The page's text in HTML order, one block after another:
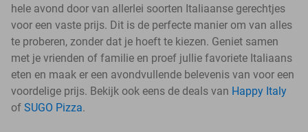
hele avond door van allerlei soorten Italiaanse gerechtjes
voor een vaste prijs. Dit is de perfecte manier om van alles
te proberen, zonder dat je hoeft te kiezen. Geniet samen
met je vrienden of familie en proef jullie favoriete Italiaans
eten en maak er een avondvullende belevenis van voor een
voordelige prijs. Bekijk ook eens de deals van Happy Italy
of SUGO Pizza.